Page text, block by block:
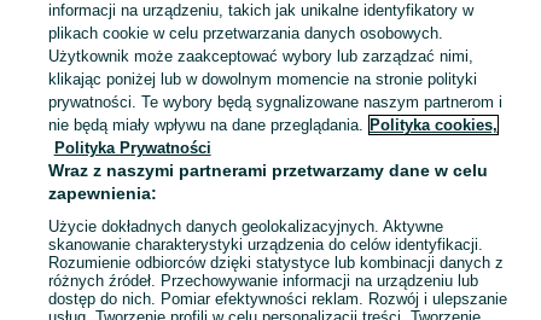
KATEGORIA
Zobacz
Mapa kategorii
Mapa miejscowości
Mapa ministron
Popularne wyszukiwania
informacji na urządzeniu, takich jak unikalne identyfikatory w
plikach cookie w celu przetwarzania danych osobowych.
Użytkownik może zaakceptować wybory lub zarządzać nimi,
klikając poniżej lub w dowolnym momencie na stronie polityki
prywatności. Te wybory będą sygnalizowane naszym partnerom i
nie będą miały wpływu na dane przeglądania. Polityka cookies,
Polityka Prywatności
Wraz z naszymi partnerami przetwarzamy dane w celu
zapewnienia:
Użycie dokładnych danych geolokalizacyjnych. Aktywne
skanowanie charakterystyki urządzenia do celów identyfikacji.
Rozumienie odbiorców dzięki statystyce lub kombinacji danych z
różnych źródeł. Przechowywanie informacji na urządzeniu lub
dostęp do nich. Pomiar efektywności reklam. Rozwój i ulepszanie